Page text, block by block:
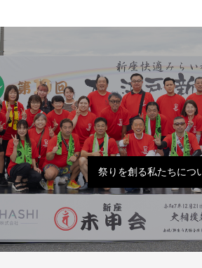
祭りを創る私たちにつ